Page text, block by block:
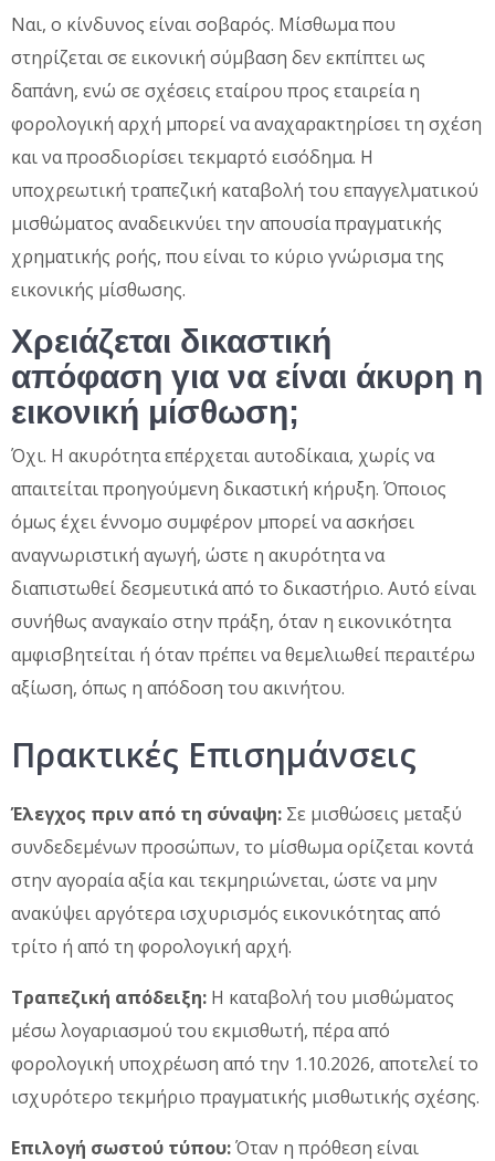
Ναι, ο κίνδυνος είναι σοβαρός. Μίσθωμα που
στηρίζεται σε εικονική σύμβαση δεν εκπίπτει ως
δαπάνη, ενώ σε σχέσεις εταίρου προς εταιρεία η
φορολογική αρχή μπορεί να αναχαρακτηρίσει τη σχέση
και να προσδιορίσει τεκμαρτό εισόδημα. Η
υποχρεωτική τραπεζική καταβολή του επαγγελματικού
μισθώματος αναδεικνύει την απουσία πραγματικής
χρηματικής ροής, που είναι το κύριο γνώρισμα της
εικονικής μίσθωσης.
Χρειάζεται δικαστική
απόφαση για να είναι άκυρη η
εικονική μίσθωση;
Όχι. Η ακυρότητα επέρχεται αυτοδίκαια, χωρίς να
απαιτείται προηγούμενη δικαστική κήρυξη. Όποιος
όμως έχει έννομο συμφέρον μπορεί να ασκήσει
αναγνωριστική αγωγή, ώστε η ακυρότητα να
διαπιστωθεί δεσμευτικά από το δικαστήριο. Αυτό είναι
συνήθως αναγκαίο στην πράξη, όταν η εικονικότητα
αμφισβητείται ή όταν πρέπει να θεμελιωθεί περαιτέρω
αξίωση, όπως η απόδοση του ακινήτου.
Πρακτικές Επισημάνσεις
Έλεγχος πριν από τη σύναψη: Σε μισθώσεις μεταξύ
συνδεδεμένων προσώπων, το μίσθωμα ορίζεται κοντά
στην αγοραία αξία και τεκμηριώνεται, ώστε να μην
ανακύψει αργότερα ισχυρισμός εικονικότητας από
τρίτο ή από τη φορολογική αρχή.
Τραπεζική απόδειξη: Η καταβολή του μισθώματος
μέσω λογαριασμού του εκμισθωτή, πέρα από
φορολογική υποχρέωση από την 1.10.2026, αποτελεί το
ισχυρότερο τεκμήριο πραγματικής μισθωτικής σχέσης.
Επιλογή σωστού τύπου:Όταν η πρόθεση είναι